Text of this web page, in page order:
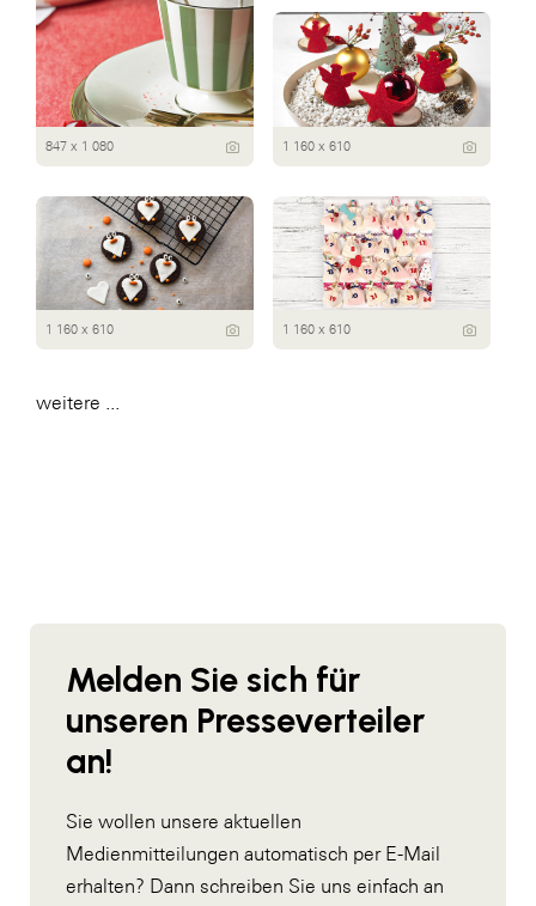
847 x 1 080 1 160 x 610
1 160 x 610 1 160 x 610
weitere ...
Melden Sie sich für
unseren Presseverteiler
an!
Sie wollen unsere aktuellen
Medienmitteilungen automatisch per E-Mail
erhalten? Dann schreiben Sie uns einfach an